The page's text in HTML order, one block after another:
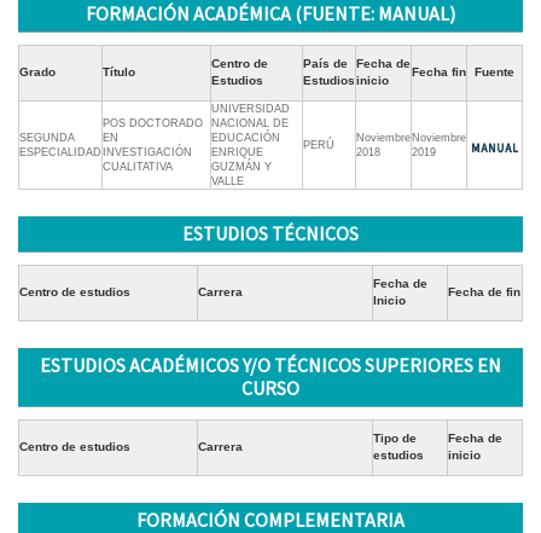
FORMACIÓN ACADÉMICA (FUENTE: MANUAL)
Grado Título
Centro de
Estudios
País de
Estudios
Fecha de
inicio
Fecha fin Fuente
SEGUNDA
ESPECIALIDAD
POS DOCTORADO
EN
INVESTIGACIÓN
CUALITATIVA
UNIVERSIDAD
NACIONAL DE
EDUCACIÓN
ENRIQUE
GUZMÁN Y
VALLE
PERÚ
Noviembre
2018
Noviembre
2019
ESTUDIOS TÉCNICOS
Centro de estudios Carrera
Fecha de
Inicio
Fecha de fin
ESTUDIOS ACADÉMICOS Y/O TÉCNICOS SUPERIORES EN
CURSO
Centro de estudios Carrera
Tipo de
estudios
Fecha de
inicio
FORMACIÓN COMPLEMENTARIA